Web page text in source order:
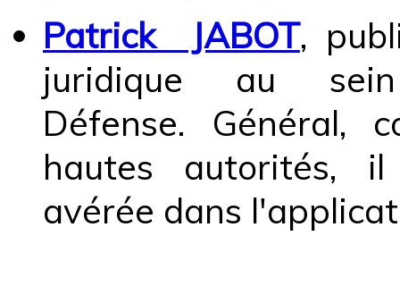
Patrick JABOT,
juridique au
Défense. Général,
hautes autorités,
avérée dans